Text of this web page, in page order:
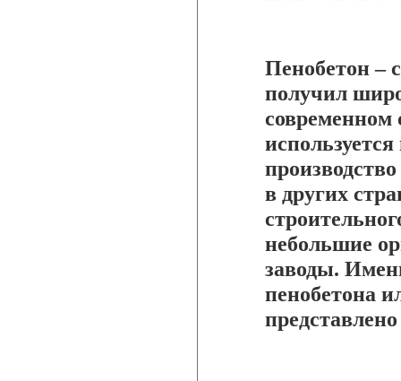
Пенобетон –
получил
современном
в других
небольшие
заводы.
пенобетона